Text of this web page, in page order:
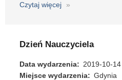
Czytaj więcej
o
Dzień Nauczyciela
Data wydarzenia
2019-10-14
Miejsce wydarzenia
Gdynia